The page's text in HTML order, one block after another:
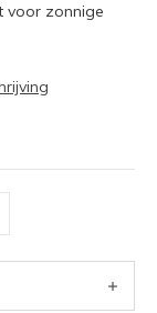
voor zonnige